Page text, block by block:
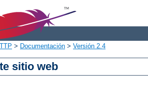
> Documentación > Versión 2.4
sitio web